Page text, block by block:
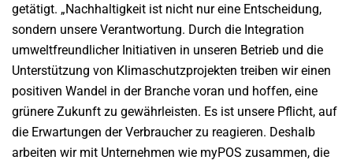
getätigt. „Nachhaltigkeit ist nicht nur eine Entscheidung,
sondern unsere Verantwortung. Durch die Integration
umweltfreundlicher Initiativen in unseren Betrieb und die
Unterstützung von Klimaschutzprojekten treiben wir einen
positiven Wandel in der Branche voran und hoffen, eine
grünere Zukunft zu gewährleisten. Es ist unsere Pflicht, auf
die Erwartungen der Verbraucher zu reagieren. Deshalb
arbeiten wir mit Unternehmen wie myPOS zusammen, die